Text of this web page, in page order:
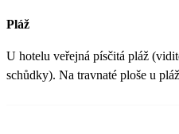
Pláž
U hotelu veřejná písčitá pláž
schůdky). Na travnaté ploše u